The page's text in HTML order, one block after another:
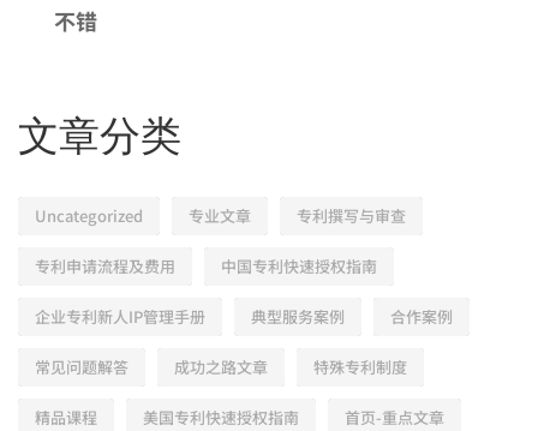
不错
文章分类
Uncategorized 专业文章 专利撰写与审查
专利申请流程及费用 中国专利快速授权指南
企业专利新人IP管理手册 典型服务案例 合作案例
常见问题解答 成功之路文章 特殊专利制度
精品课程 美国专利快速授权指南 首页-重点文章